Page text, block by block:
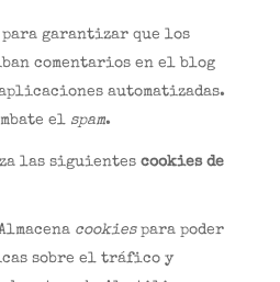
para garantizar que los
comentarios en el blog
aplicaciones automatizadas.
el spam.
las siguientes cookies de
cookiespara poder
sobre el tráfico y